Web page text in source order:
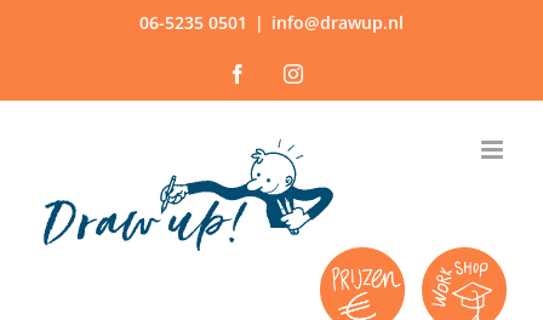
06-5235 0501 | info@drawup.nl
FacebookInstagram